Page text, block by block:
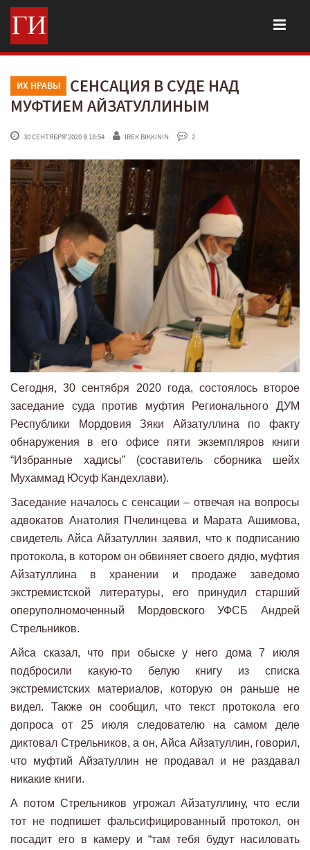
ИХ НРАВЫ
СЕНСАЦИЯ В СУДЕ НАД
МУФТИЕМ АЙЗАТУЛЛИНЫМ
30 СЕНТЯБРЯ'2020 В 18:54 IREK BIKKININ 2
Сегодня, 30 сентября 2020 года, состоялось второе
заседание суда против муфтия Регионального ДУМ
Республики Мордовия Зяки Айзатуллина по факту
обнаружения в его офисе пяти экземпляров книги
“Избранные хадисы” (составитель сборника шейх
Мухаммад Юсуф Кандехлави).
Заседание началось с сенсации – отвечая на вопросы
адвокатов Анатолия Пчелинцева и Марата Ашимова,
свидетель Айса Айзатуллин заявил, что к подписанию
протокола, в котором он обвиняет своего дядю, муфтия
Айзатуллина в хранении и продаже заведомо
экстремистской литературы, его принудил старший
оперуполномоченный Мордовского УФСБ Андрей
Стрельников.
Айса сказал, что при обыске у него дома 7 июля
подбросили какую-то белую книгу из списка
экстремистских материалов, которую он раньше не
видел. Также он сообщил, что текст протокола его
допроса от 25 июля следователю на самом деле
диктовал Стрельников, а он, Айса Айзатуллин, говорил,
что муфтий Айзатуллин не продавал и не раздавал
никакие книги.
А потом Стрельников угрожал Айзатуллину, что если
тот не подпишет фальсифицированный протокол, он
посадит его в камеру и “там тебя будут насиловать